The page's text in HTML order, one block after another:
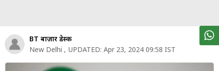
ट्रेंडिंग
BT बाज़ार डेस्क
New Delhi , UPDATED: Apr 23, 2024 09:58 IST